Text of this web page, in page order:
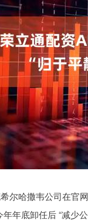
尔哈撒韦公司在官
年年底卸任后 “减少